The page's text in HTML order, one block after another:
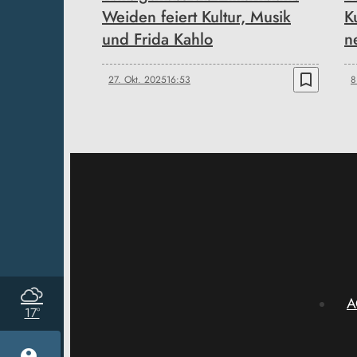
17°
Weiden feiert Kultur, Musik
und Frida Kahlo
27. Okt. 202516:53 bookmark_border